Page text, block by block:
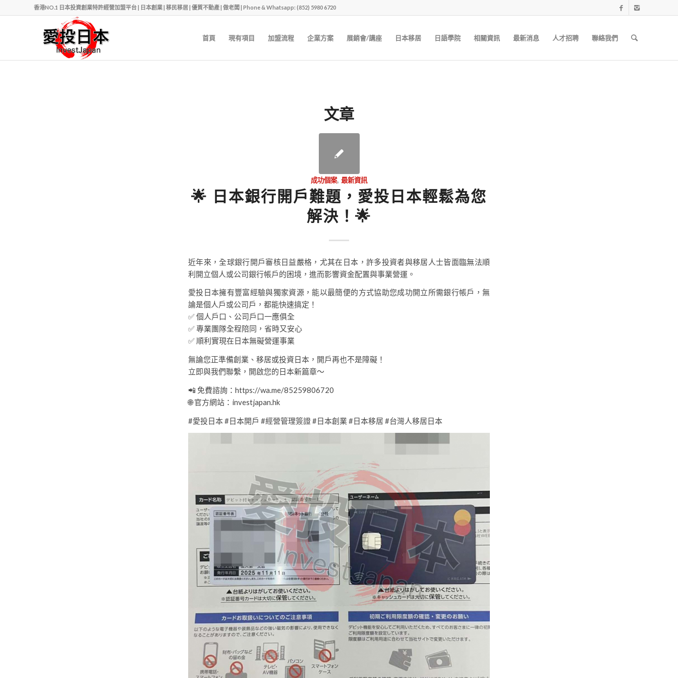
香港NO.1 日本投資創業特許經營加盟平台 | 日本創業 | 移民移居 | 優質不動產 | 做老闆 | Phone & Whatsapp: (852) 5980 6720
首頁 現有項目 加盟流程 企業方案 展銷會/講座 日本移居 日語學院 相關資訊 最新消息 人才招聘 聯絡我們
文章
成功個案, 最新資訊
🌟 日本銀行開戶難題，愛投日本輕鬆為您
解決！🌟
近年來，全球銀行開戶審核日益嚴格，尤其在日本，許多投資者與移居人士皆面臨無法順
利開立個人或公司銀行帳戶的困境，進而影響資金配置與事業營運。
愛投日本擁有豐富經驗與獨家資源，能以最簡便的方式協助您成功開立所需銀行帳戶，無
論是個人戶或公司戶，都能快速搞定！
✅ 個人戶口、公司戶口一應俱全
✅ 專業團隊全程陪同，省時又安心
✅ 順利實現在日本無礙營運事業
無論您正準備創業、移居或投資日本，開戶再也不是障礙！
立即與我們聯繫，開啟您的日本新篇章～
📲 免費諮詢：https://wa.me/85259806720
🌐 官方網站：investjapan.hk
#愛投日本 #日本開戶 #經營管理簽證 #日本創業 #日本移居 #台灣人移居日本